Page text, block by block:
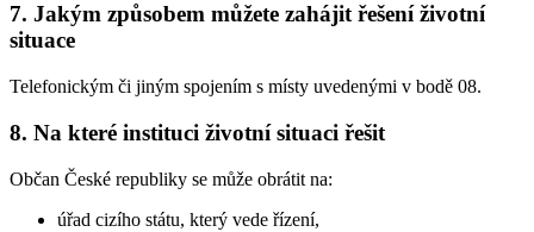
7. Jakým způsobem můžete zahájit řešení životní
situace
Telefonickým či jiným spojením s místy uvedenými v bodě 08.
8. Na které instituci životní situaci řešit
Občan České republiky se může obrátit na:
úřad cizího státu, který vede řízení,